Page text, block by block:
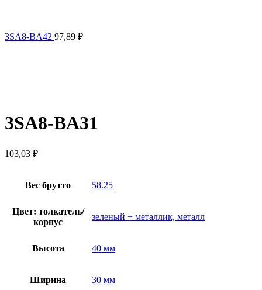
3SA8-BA42 97,89 ₽
3SA8-BA31
103,03 ₽
Вес брутто 58.25
Цвет: толкатель/
корпус
зеленый + металлик, металл
Высота 40 мм
Ширина 30 мм